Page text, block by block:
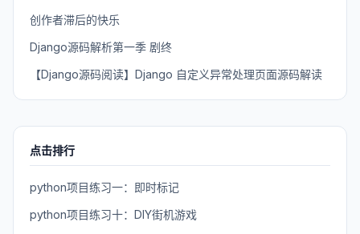
创作者滞后的快乐
Django源码解析第一季 剧终
【Django源码阅读】Django 自定义异常处理页面源码解读
点击排行
python项目练习一：即时标记
python项目练习十：DIY街机游戏